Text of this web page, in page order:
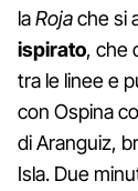
laRojache si
ispirato, che
tra le linee e
con Ospina
di Aranguiz,
Isla. Due